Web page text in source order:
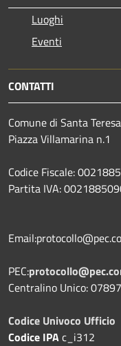
Luoghi
Eventi
CONTATTI
Comune di Santa
Piazza Villamarina n.1
Codice Fiscale:
Partita IVA:
PEC:
Centralino Unico:
Codice Univoco Ufficio
Codice IPAc_i312